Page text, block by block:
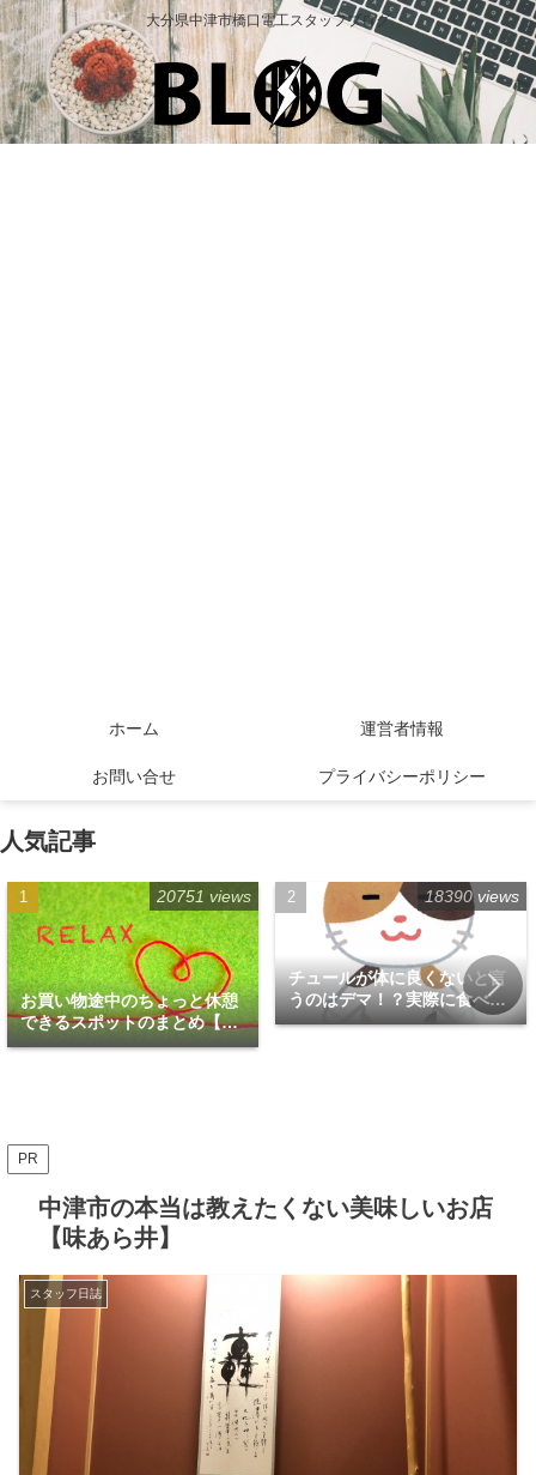
大分県中津市橋口電工スタッフブログ
ホーム 運営者情報
お問い合せ プライバシーポリシー
人気記事
お買い物途中のちょっと休憩
できるスポットのまとめ【福
岡天神エリア編】
20751 views
チュールが体に良くないと言
うのはデマ！？実際に食べて
みた！
18390 views
PR
中津市の本当は教えたくない美味しいお店
【味あら井】
スタッフ日誌